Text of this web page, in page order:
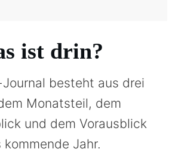
ist drin?
besteht aus drei
Monatsteil, dem
und dem Vorausblick
kommende Jahr.